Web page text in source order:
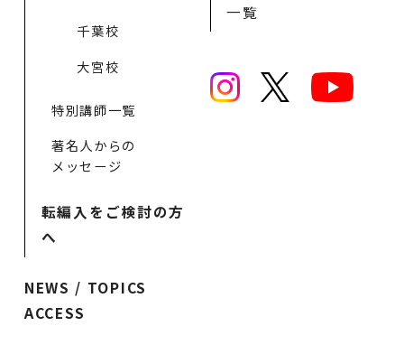
千葉校
大宮校
特別講師一覧
著名人からの
メッセージ
転編入をご検討の方
へ
NEWS / TOPICS
ACCESS
一覧